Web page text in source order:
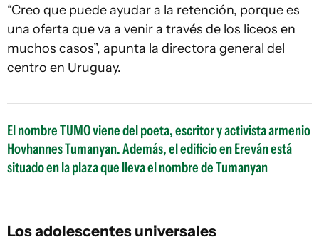
“Creo que puede ayudar a la retención, porque es
una oferta que va a venir a través de los liceos en
muchos casos”, apunta la directora general del
centro en Uruguay.
El nombre TUMO viene del poeta, escritor y activista armenio
Hovhannes Tumanyan. Además, el edificio en Ereván está
situado en la plaza que lleva el nombre de Tumanyan
Los adolescentes universales